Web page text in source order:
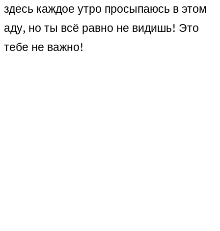
здесь каждое утро просыпаюсь в этом
аду, но ты всё равно не видишь! Это
тебе не важно!